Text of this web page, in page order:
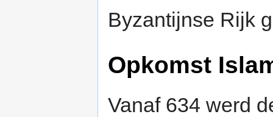
Byzantijnse Rijk
Opkomst
Vanaf 634 werd